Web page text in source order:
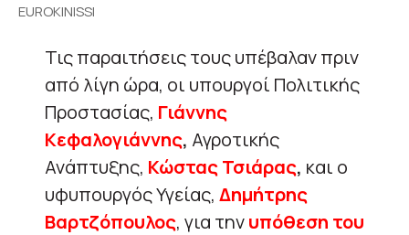
EUROKINISSI
Τις παραιτήσεις τους υπέβαλαν πριν
από λίγη ώρα, οι υπουργοί Πολιτικής
Προστασίας, Γιάννης
Κεφαλογιάννης, Αγροτικής
Ανάπτυξης, Κώστας Τσιάρας, και ο
υφυπουργός Υγείας, Δημήτρης
Βαρτζόπουλος, για τηνυπόθεση του